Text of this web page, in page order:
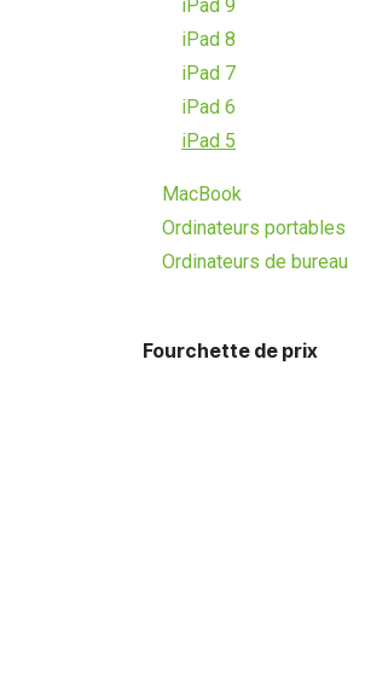
iPad 9
iPad 8
iPad 7
iPad 6
iPad 5
MacBook
Ordinateurs portables
Ordinateurs de bureau
Fourchette de prix